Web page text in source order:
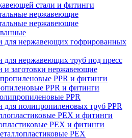
стали и фитинги
нержавеющие
нержавеющие
для нержавеющих гофрированных
для нержавеющих труб под пресс
и заготовки нержавеющие
PPR и фитинги
PPR
для полипропиленовых труб PPR
PEX и фитинги
PEX